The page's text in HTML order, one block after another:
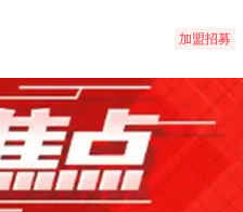
加盟招募